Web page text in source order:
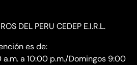
DEL PERU CEDEP E.I.R.L.
es de:
a 10:00 p.m./Domingos 9:00